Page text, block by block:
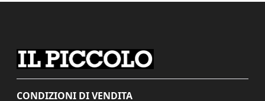
CONDIZIONI DI VENDITA